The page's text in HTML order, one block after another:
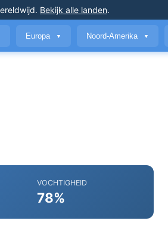
. Bekijk alle landen.
Europa ▼ Noord-Amerika ▼
VOCHTIGHEID
78%